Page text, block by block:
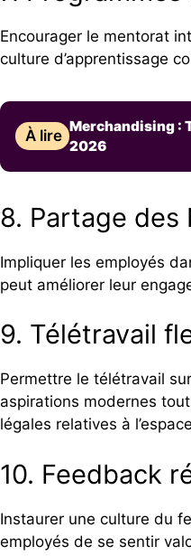
Encourager le mentorat
culture d’apprentissage
À lire
Merchandising :
2026
8. Partage des
Impliquer les employés
peut améliorer leur
9. Télétravail
Permettre le télétravail
aspirations modernes
légales relatives à
10. Feedback
Instaurer une culture du
employés de se sentir